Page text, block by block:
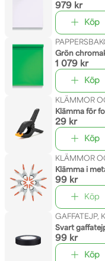
979 kr
Köp
Grön
1 079 kr
Köp
KLÄMMOR
Klämma för
29 kr
Köp
KLÄMMOR
Klämma i
99 kr
Köp
GAFFATEJP,
Svart
99 kr
Köp